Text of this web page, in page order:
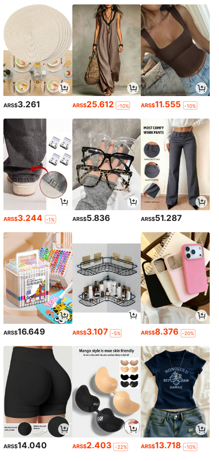
ARS$3.261 ARS$25.612 -10% ARS$11.555 -10%
ARS$3.244 -1% ARS$5.836 ARS$51.287
ARS$16.649 ARS$3.107 -5% ARS$8.376 -20%
ARS$14.040 ARS$2.403 -22% ARS$13.718 -10%